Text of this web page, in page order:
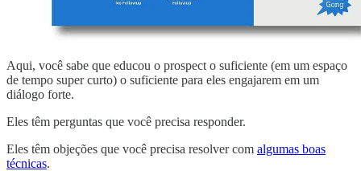
Aqui, você sabe que educou o prospect o suficiente (em um espaço
de tempo super curto) o suficiente para eles engajarem em um
diálogo forte.
Eles têm perguntas que você precisa responder.
Eles têm objeções que você precisa resolver com algumas boas
técnicas.